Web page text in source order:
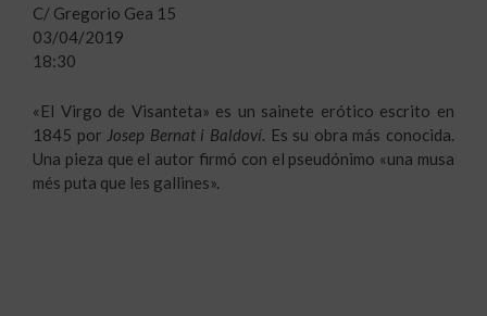
C/ Gregorio Gea 15
03/04/2019
18:30
«El Virgo de Visanteta» es un sainete erótico escrito en
1845 por Josep Bernat i Baldoví. Es su obra más conocida.
Una pieza que el autor firmó con el pseudónimo «una musa
més puta que les gallines».